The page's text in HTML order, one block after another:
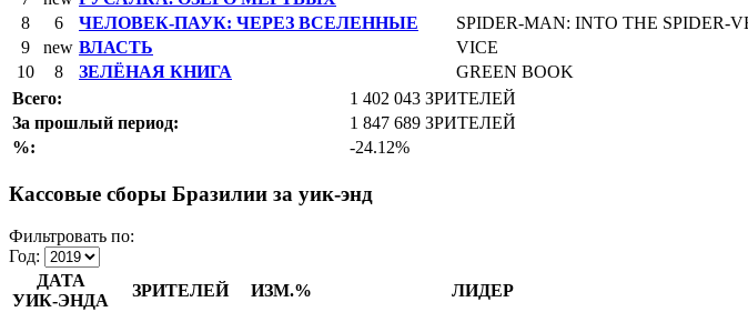
8
6 ЧЕЛОВЕК-ПАУК: ЧЕРЕЗ ВСЕЛЕННЫЕ SPIDER-MAN: INTO THE SPIDER-
9
new ВЛАСТЬ VICE
10
8 ЗЕЛЁНАЯ КНИГА GREEN BOOK
Всего:
1 402 043 ЗРИТЕЛЕЙ
За прошлый период:
1 847 689 ЗРИТЕЛЕЙ
%:
-24.12%
Кассовые сборы Бразилии за уик-энд
Фильтровать по:
Год:
ДАТА
УИК-ЭНДА
ЗРИТЕЛЕЙ ИЗМ.% ЛИДЕР